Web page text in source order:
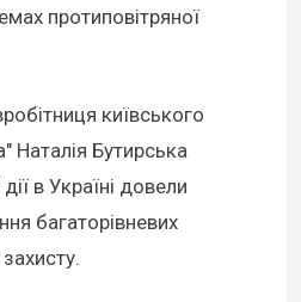
протиповітряної
київського
Наталія Бутирська
в Україні довели
багаторівневих